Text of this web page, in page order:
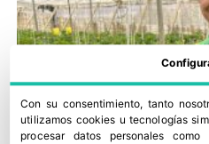
Con su consentimiento, tanto
utilizamos cookies u tecnologías
procesar datos personales